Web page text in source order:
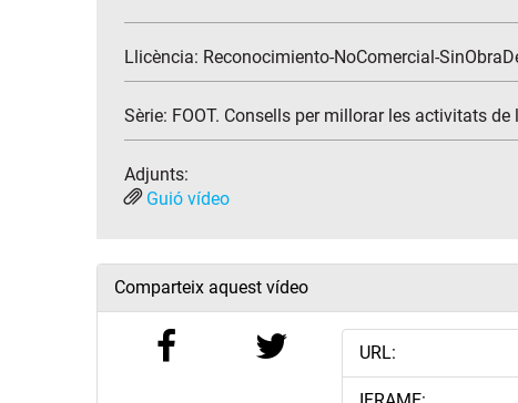
Llicència: Reconocimiento-NoComercial-
Sèrie: FOOT. Consells per millorar les activitats
Adjunts:
Guió vídeo
Comparteix aquest vídeo
URL: